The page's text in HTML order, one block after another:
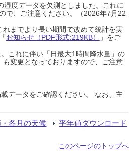
度データを欠測としました。これに
で、ご注意ください。（2026年7月22
までより長い期間で改めて統計を実
お知らせ（PDF形式:219KB）
」をご
これに伴い「日最大1時間降水量」の
変更となっておりますので、ご注意
データをご確認ください。 なお、主
各月の天候 平年値ダウンロード
このページのトップへ